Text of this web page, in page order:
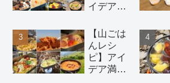
イデアい
簡単初心
者向け山
ごはんレ
シピ 18
【山ごは
んレシ
ピ】アイ
デア満載